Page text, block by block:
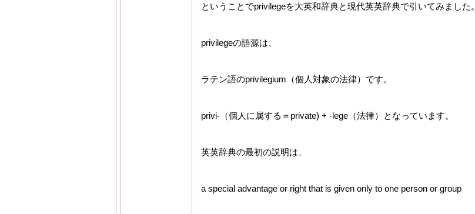
ということでprivilegeを大英和辞典と現代英英辞典で引いてみました。
privilegeの語源は、
ラテン語のprivilegium（個人対象の法律）です。
privi-（個人に属する＝private) + -lege（法律）となっています。
英英辞典の最初の説明は、
a special advantage or right that is given only to one person or group